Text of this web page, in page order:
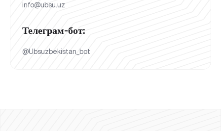
info@ubsu.uz
Телеграм-бот:
@Ubsuzbekistan_bot